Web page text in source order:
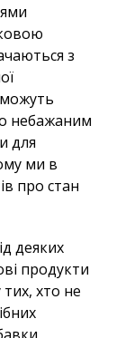
з
можуть
небажаним
для
ми в
про стан
деяких
продукти
хто не